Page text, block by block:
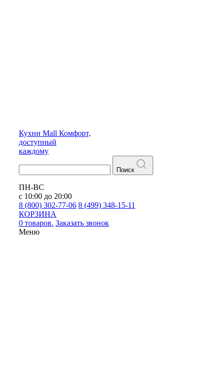
Кухни Mall Комфорт,
доступный
каждому
Поиск
ПН-ВС
с 10:00 до 20:00
8 (800) 302-77-06 8 (499) 348-15-11
КОРЗИНА
0 товаров. Заказать звонок
Меню